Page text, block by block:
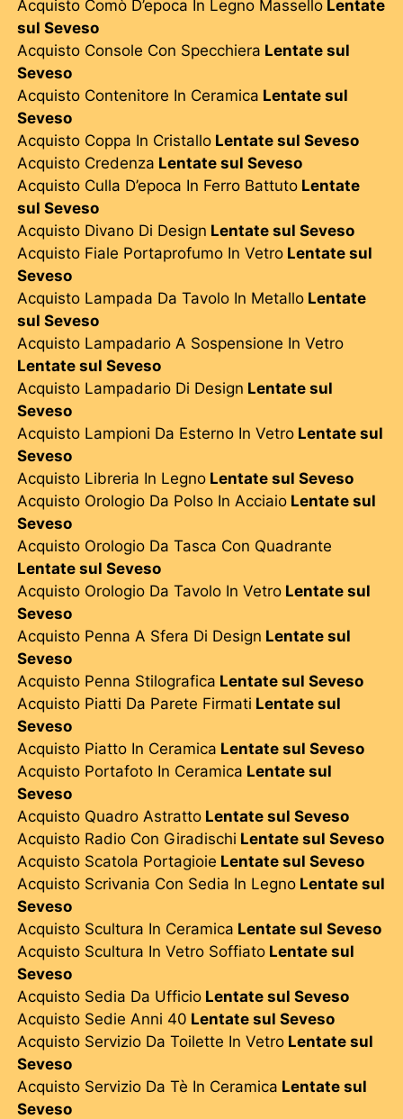
Acquisto Comò D’epoca In Legno Massello Lentate
sul Seveso
Acquisto Console Con Specchiera Lentate sul
Seveso
Acquisto Contenitore In Ceramica Lentate sul
Seveso
Acquisto Coppa In Cristallo Lentate sul Seveso
Acquisto Credenza Lentate sul Seveso
Acquisto Culla D’epoca In Ferro Battuto Lentate
sul Seveso
Acquisto Divano Di Design Lentate sul Seveso
Acquisto Fiale Portaprofumo In Vetro Lentate sul
Seveso
Acquisto Lampada Da Tavolo In Metallo Lentate
sul Seveso
Acquisto Lampadario A Sospensione In Vetro
Lentate sul Seveso
Acquisto Lampadario Di Design Lentate sul
Seveso
Acquisto Lampioni Da Esterno In Vetro Lentate sul
Seveso
Acquisto Libreria In Legno Lentate sul Seveso
Acquisto Orologio Da Polso In Acciaio Lentate sul
Seveso
Acquisto Orologio Da Tasca Con Quadrante
Lentate sul Seveso
Acquisto Orologio Da Tavolo In Vetro Lentate sul
Seveso
Acquisto Penna A Sfera Di Design Lentate sul
Seveso
Acquisto Penna Stilografica Lentate sul Seveso
Acquisto Piatti Da Parete Firmati Lentate sul
Seveso
Acquisto Piatto In Ceramica Lentate sul Seveso
Acquisto Portafoto In Ceramica Lentate sul
Seveso
Acquisto Quadro Astratto Lentate sul Seveso
Acquisto Radio Con Giradischi Lentate sul Seveso
Acquisto Scatola Portagioie Lentate sul Seveso
Acquisto Scrivania Con Sedia In Legno Lentate sul
Seveso
Acquisto Scultura In Ceramica Lentate sul Seveso
Acquisto Scultura In Vetro Soffiato Lentate sul
Seveso
Acquisto Sedia Da Ufficio Lentate sul Seveso
Acquisto Sedie Anni 40 Lentate sul Seveso
Acquisto Servizio Da Toilette In Vetro Lentate sul
Seveso
Acquisto Servizio Da Tè In Ceramica Lentate sul
Seveso